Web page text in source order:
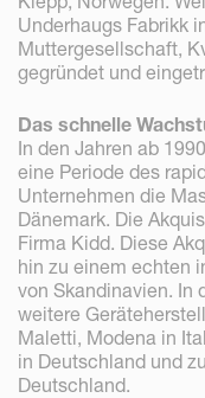
Underhaugs Fabrikk
Muttergesellschaft,
gegründet und
Das schnelle
In den Jahren ab
eine Periode des
Unternehmen die
Dänemark. Die
Firma Kidd. Diese
hin zu einem echten
von Skandinavien. In
weitere
Maletti, Modena in
in Deutschland und
Deutschland.